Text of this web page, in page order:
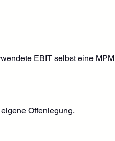
EBIT selbst eine MPM
Offenlegung.